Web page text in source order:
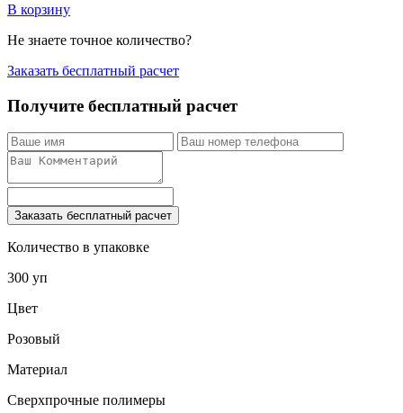
В корзину
Не знаете точное количество?
Заказать бесплатный расчет
Получите бесплатный расчет
Заказать бесплатный расчет
Количество в упаковке
300 уп
Цвет
Розовый
Материал
Сверхпрочные полимеры